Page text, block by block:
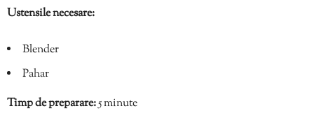
Ustensile necesare:
Blender
Pahar
Timp de preparare:5 minute